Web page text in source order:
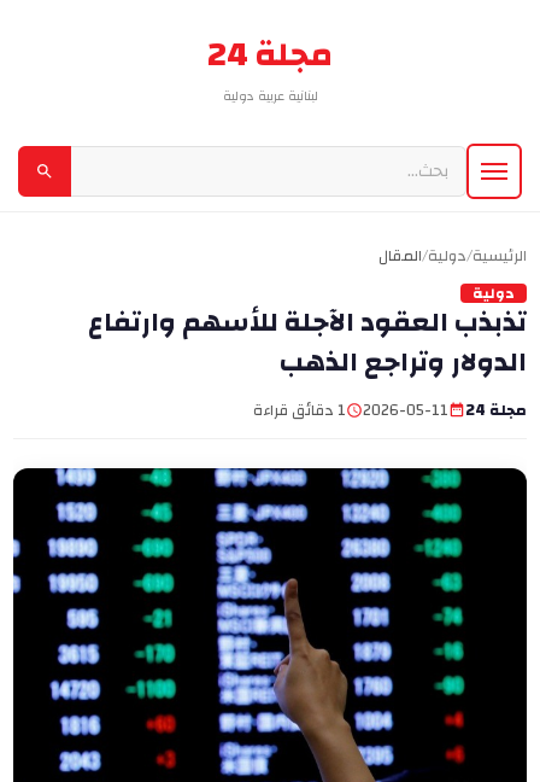
مجلة 24
لبنانية عربية دولية
الرئيسية/دولية/المقال
دولية
تذبذب العقود الآجلة للأسهم وارتفاع
الدولار وتراجع الذهب
مجلة 24 2026-05-11 1 دقائق قراءة